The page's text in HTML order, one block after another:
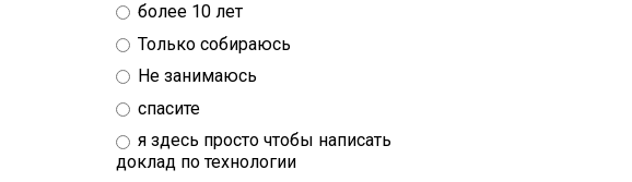
более 10 лет
Только собираюсь
Не занимаюсь
спасите
я здесь просто чтобы написать
доклад по технологии